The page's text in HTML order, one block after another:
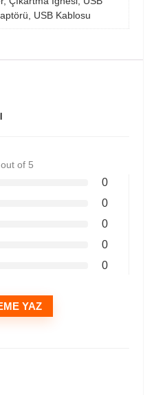
USB Kablosu
out of 5
0
0
0
0
0
YAZ